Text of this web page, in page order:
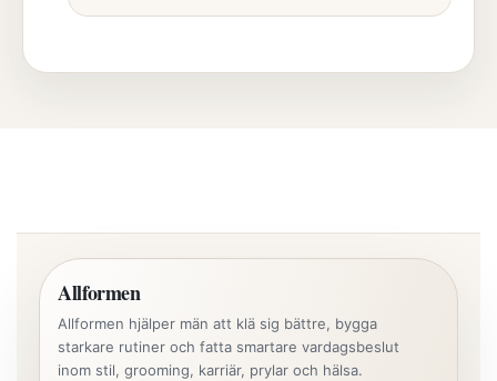
Allformen
Allformen hjälper män att klä sig bättre, bygga
starkare rutiner och fatta smartare vardagsbeslut
inom stil, grooming, karriär, prylar och hälsa.